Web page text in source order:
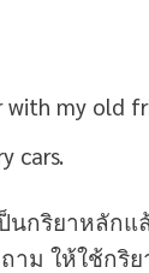
with my old
cars.
นกริยาหลักแ
าม ให้ใช้กริย